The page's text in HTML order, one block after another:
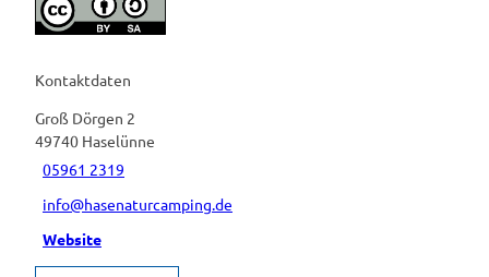
Kontaktdaten
Groß Dörgen 2
49740 Haselünne
05961 2319
info@hasenaturcamping.de
Website